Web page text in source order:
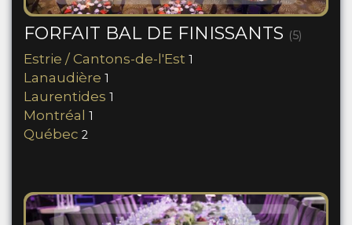
FORFAIT BAL DE FINISSANTS (5)
Estrie / Cantons-de-l'Est 1
Lanaudière 1
Laurentides 1
Montréal 1
Québec 2